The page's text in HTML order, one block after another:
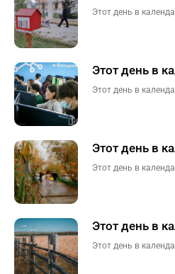
Этот день в
Этот день в
Этот день в
Этот день в
Этот день в
Этот день в
Этот день в